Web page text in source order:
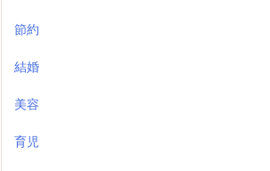
節約
結婚
美容
育児